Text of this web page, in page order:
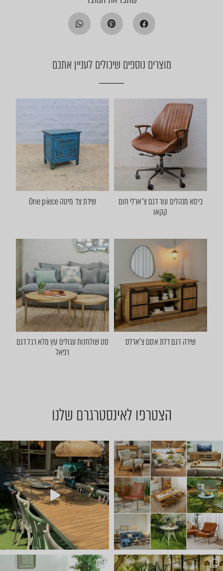
מוצרים נוספים שיכולים לעניין אתכם
כיסא מנהלים עור דגם צ'ארלי חום
קקאו
שידת צד מיטה One piece
שידה דגם דלת אסם צ'ארלס
סט שולחנות עגולים עץ מלא רגל דגם
רפאל
הצטרפו לאינסטרגרם שלנו
יום שישי 🔆 🌈 ניפגש אצלנו ב
ועכשיו הגיע הזמן לשולחן הסל